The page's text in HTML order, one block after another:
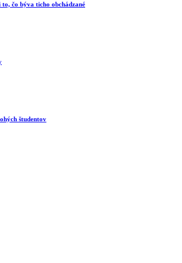
čo býva ticho obchádzané
študentov